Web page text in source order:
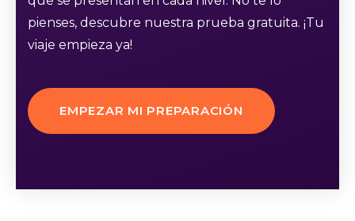
pienses, descubre nuestra prueba gratuita. ¡Tu
viaje empieza ya!
EMPEZAR MI PREPARACIÓN